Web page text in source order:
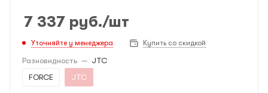
7 337 руб./шт
Уточняйте у менеджера Купить со скидкой
Разновидность — JTC
FORCE
JTC